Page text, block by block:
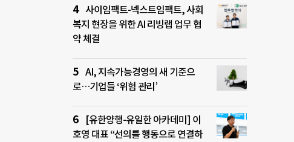
사이임팩트-넥스트임팩트, 사회
복지 현장을 위한 AI 리빙랩 업무 협
약 체결
AI, 지속가능경영의 새 기준으
로…기업들 ‘위험 관리’
[유한양행-유일한 아카데미] 이
호영 대표 “선의를 행동으로 연결하